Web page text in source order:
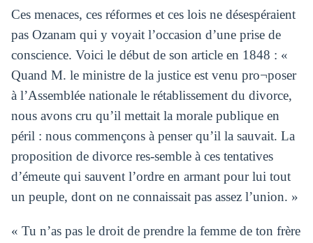
Ces menaces, ces réformes et ces lois ne désespéraient
pas Ozanam qui y voyait l’occasion d’une prise de
conscience. Voici le début de son article en 1848 : «
Quand M. le ministre de la justice est venu pro¬poser
à l’Assemblée nationale le rétablissement du divorce,
nous avons cru qu’il mettait la morale publique en
péril : nous commençons à penser qu’il la sauvait. La
proposition de divorce res-semble à ces tentatives
d’émeute qui sauvent l’ordre en armant pour lui tout
un peuple, dont on ne connaissait pas assez l’union. »
« Tu n’as pas le droit de prendre la femme de ton frère